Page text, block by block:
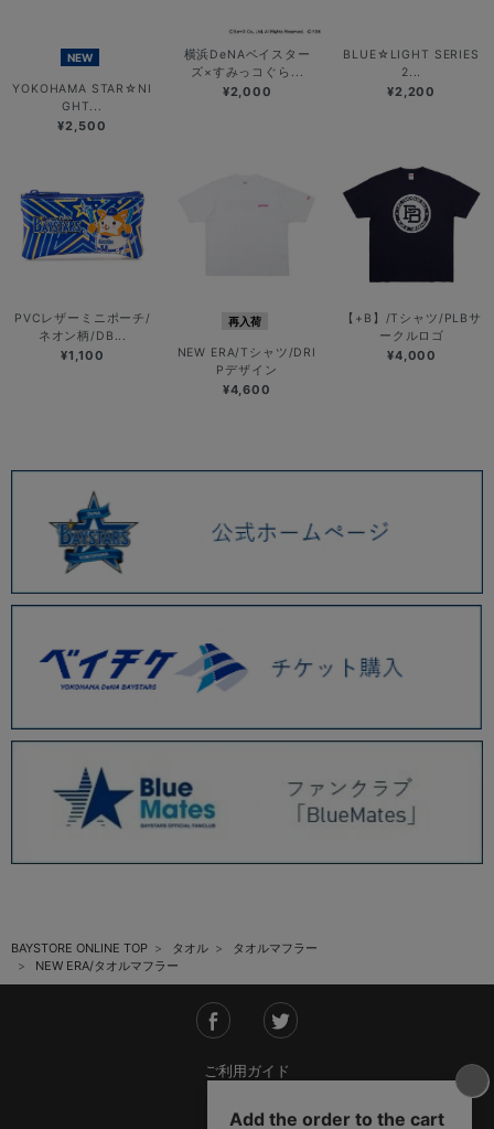
NEW
YOKOHAMA STAR☆NI
GHT...
¥2,500
横浜DeNAベイスター
ズ×すみっコぐら...
¥2,000
BLUE☆LIGHT SERIES
2...
¥2,200
PVCレザーミニポーチ/
ネオン柄/DB...
¥1,100
再入荷
NEW ERA/Tシャツ/DRI
Pデザイン
¥4,600
【+B】/Tシャツ/PLBサ
ークルロゴ
¥4,000
BAYSTORE ONLINE TOP タオル
タオルマフラー
NEW ERA/タオルマフラー
ご利用ガイド
会社概要